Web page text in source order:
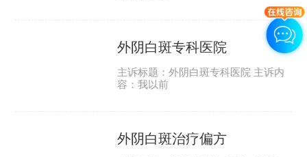
外阴白斑专科医院
主诉标题：外阴白斑专科医院 主诉内
容：我以前
外阴白斑治疗偏方